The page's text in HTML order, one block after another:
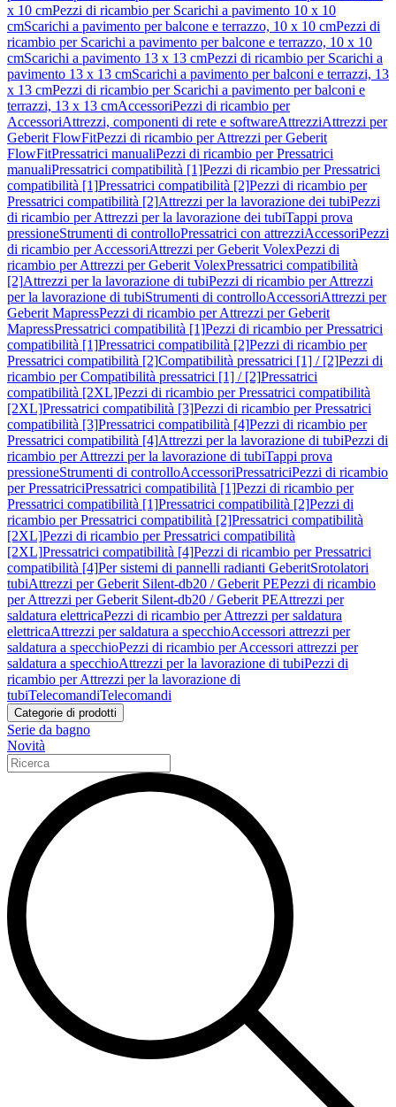
x 10 cmPezzi di ricambio per Scarichi a pavimento 10 x 10
cmScarichi a pavimento per balcone e terrazzo, 10 x 10 cmPezzi di
ricambio per Scarichi a pavimento per balcone e terrazzo, 10 x 10
cmScarichi a pavimento 13 x 13 cmPezzi di ricambio per Scarichi a
pavimento 13 x 13 cmScarichi a pavimento per balconi e terrazzi, 13
x 13 cmPezzi di ricambio per Scarichi a pavimento per balconi e
terrazzi, 13 x 13 cmAccessoriPezzi di ricambio per
AccessoriAttrezzi, componenti di rete e softwareAttrezziAttrezzi per
Geberit FlowFitPezzi di ricambio per Attrezzi per Geberit
FlowFitPressatrici manualiPezzi di ricambio per Pressatrici
manualiPressatrici compatibilità [1]Pezzi di ricambio per Pressatrici
compatibilità [1]Pressatrici compatibilità [2]Pezzi di ricambio per
Pressatrici compatibilità [2]Attrezzi per la lavorazione dei tubiPezzi
di ricambio per Attrezzi per la lavorazione dei tubiTappi prova
pressioneStrumenti di controlloPressatrici con attrezziAccessoriPezzi
di ricambio per AccessoriAttrezzi per Geberit VolexPezzi di
ricambio per Attrezzi per Geberit VolexPressatrici compatibilità
[2]Attrezzi per la lavorazione di tubiPezzi di ricambio per Attrezzi
per la lavorazione di tubiStrumenti di controlloAccessoriAttrezzi per
Geberit MapressPezzi di ricambio per Attrezzi per Geberit
MapressPressatrici compatibilità [1]Pezzi di ricambio per Pressatrici
compatibilità [1]Pressatrici compatibilità [2]Pezzi di ricambio per
Pressatrici compatibilità [2]Compatibilità pressatrici [1] / [2]Pezzi di
ricambio per Compatibilità pressatrici [1] / [2]Pressatrici
compatibilità [2XL]Pezzi di ricambio per Pressatrici compatibilità
[2XL]Pressatrici compatibilità [3]Pezzi di ricambio per Pressatrici
compatibilità [3]Pressatrici compatibilità [4]Pezzi di ricambio per
Pressatrici compatibilità [4]Attrezzi per la lavorazione di tubiPezzi di
ricambio per Attrezzi per la lavorazione di tubiTappi prova
pressioneStrumenti di controlloAccessoriPressatriciPezzi di ricambio
per PressatriciPressatrici compatibilità [1]Pezzi di ricambio per
Pressatrici compatibilità [1]Pressatrici compatibilità [2]Pezzi di
ricambio per Pressatrici compatibilità [2]Pressatrici compatibilità
[2XL]Pezzi di ricambio per Pressatrici compatibilità
[2XL]Pressatrici compatibilità [4]Pezzi di ricambio per Pressatrici
compatibilità [4]Per sistemi di pannelli radianti GeberitSrotolatori
tubiAttrezzi per Geberit Silent-db20 / Geberit PEPezzi di ricambio
per Attrezzi per Geberit Silent-db20 / Geberit PEAttrezzi per
saldatura elettricaPezzi di ricambio per Attrezzi per saldatura
elettricaAttrezzi per saldatura a specchioAccessori attrezzi per
saldatura a specchioPezzi di ricambio per Accessori attrezzi per
saldatura a specchioAttrezzi per la lavorazione di tubiPezzi di
ricambio per Attrezzi per la lavorazione di
tubiTelecomandiTelecomandi
Categorie di prodotti
Serie da bagno
Novità